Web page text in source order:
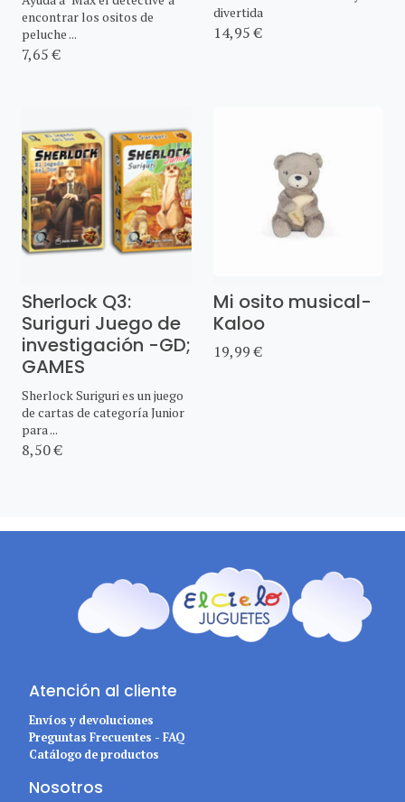
encontrar los ositos de
peluche ...
7,65 €
divertida
14,95 €
Sherlock Q3:
Suriguri Juego de
investigación -GD;
GAMES
Sherlock Suriguri es un juego
de cartas de categoría Junior
para ...
8,50 €
Mi osito musical-
Kaloo
19,99 €
Atención al cliente
Envíos y devoluciones
Preguntas Frecuentes - FAQ
Catálogo de productos
Nosotros